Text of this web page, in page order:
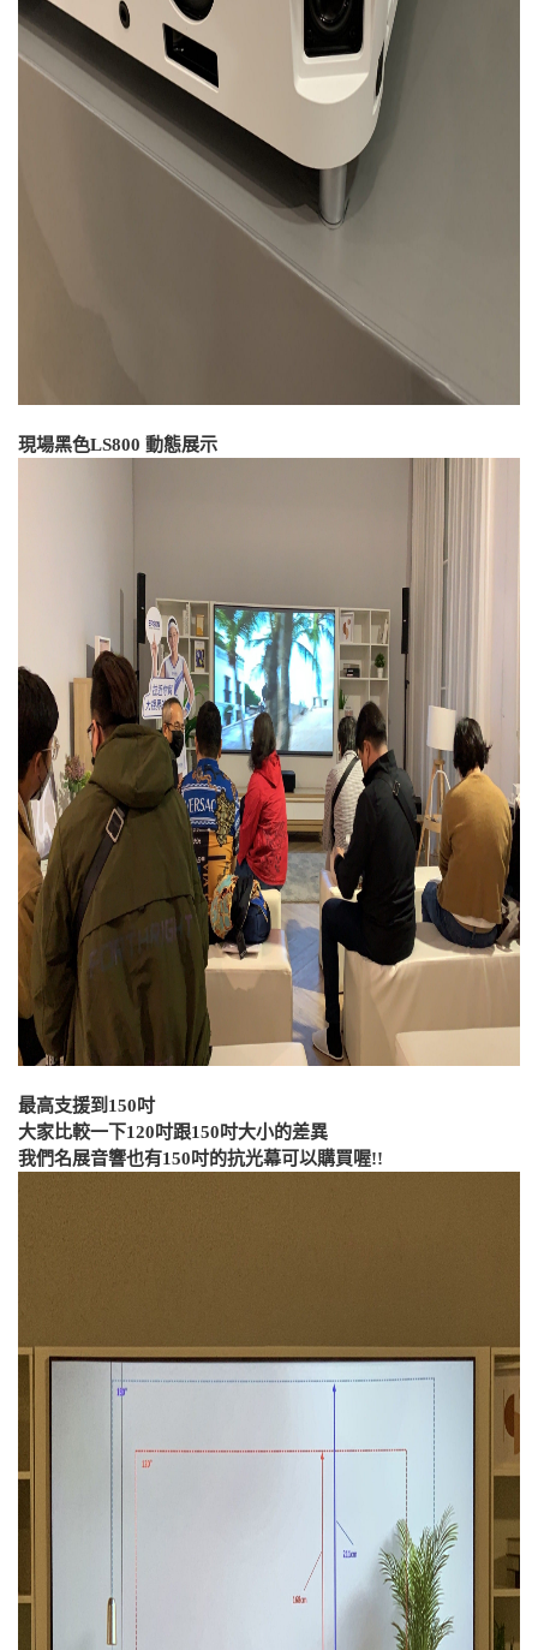
現場黑色LS800 動態展示
最高支援到150吋
大家比較一下120吋跟150吋大小的差異
我們名展音響也有150吋的抗光幕可以購買喔!!